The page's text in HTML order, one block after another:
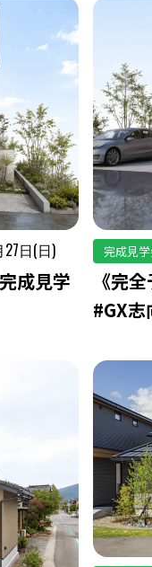
27日(日)
成見学
完成見
《完
#GX